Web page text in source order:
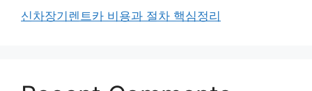
신차장기렌트카 비용과 절차 핵심정리